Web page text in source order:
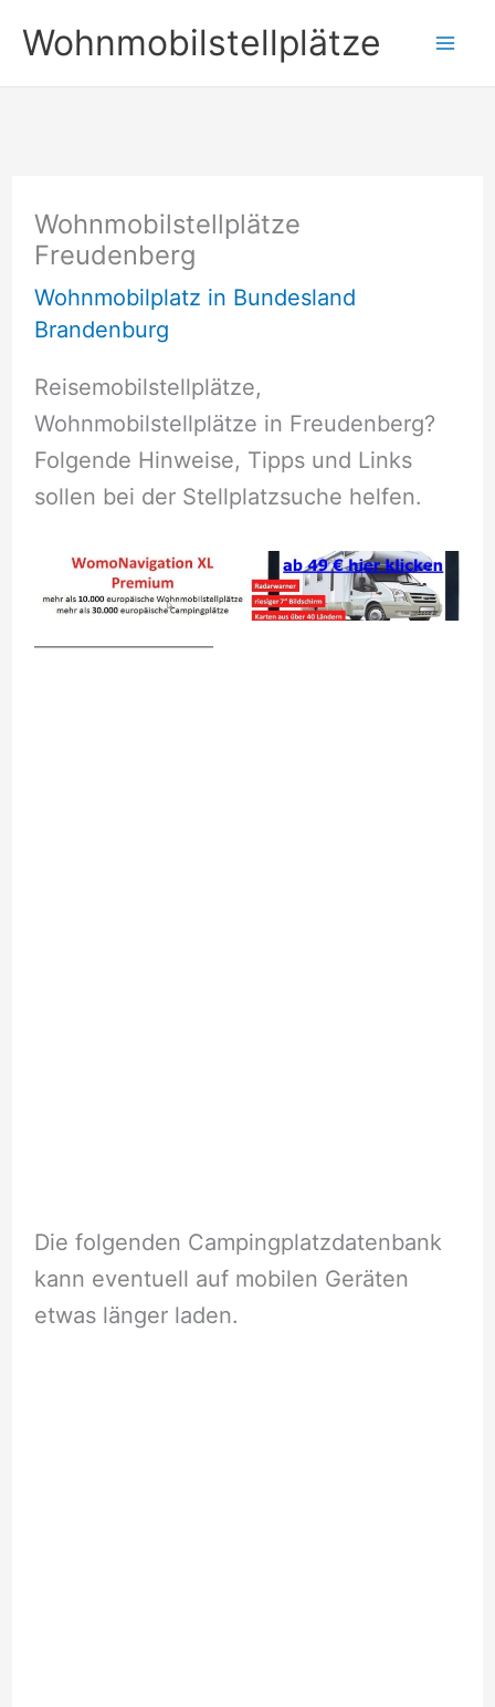
Inhalt
springen
Wohnmobilstellplätze
Wohnmobilstellplätze
Freudenberg
Wohnmobilplatz in Bundesland
Brandenburg
Reisemobilstellplätze,
Wohnmobilstellplätze in Freudenberg?
Folgende Hinweise, Tipps und Links
sollen bei der Stellplatzsuche helfen.
Die folgenden Campingplatzdatenbank
kann eventuell auf mobilen Geräten
etwas länger laden.